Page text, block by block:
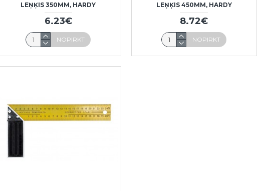
LEŅĶIS 350MM, HARDY
6.23€
NOPIRKT
LEŅĶIS 450MM, HARDY
8.72€
NOPIRKT